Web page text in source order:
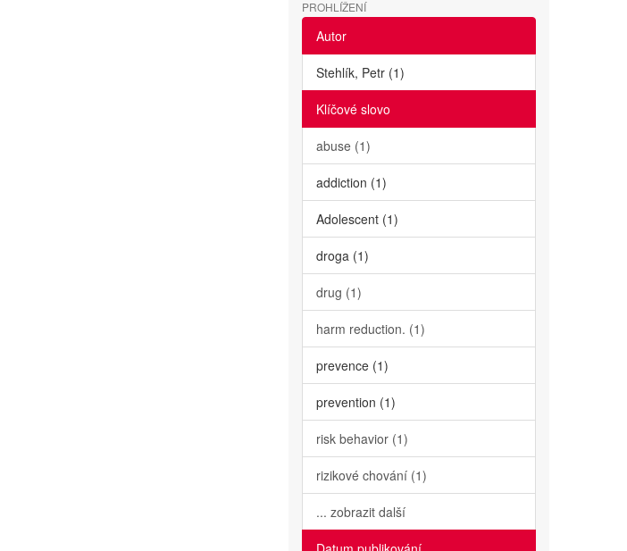
PROHLÍŽENÍ
Autor
Stehlík, Petr (1)
Klíčové slovo
abuse (1)
addiction (1)
Adolescent (1)
droga (1)
drug (1)
harm reduction. (1)
prevence (1)
prevention (1)
risk behavior (1)
rizikové chování (1)
... zobrazit další